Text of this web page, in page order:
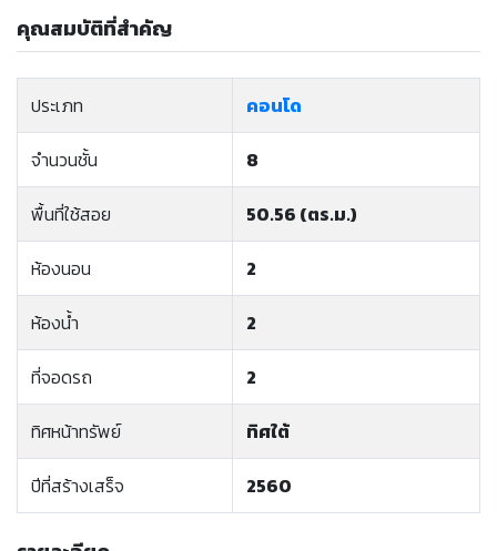
คุณสมบัติที่สำคัญ
ประเภท คอนโด
จำนวนชั้น 8
พื้นที่ใช้สอย 50.56 (ตร.ม.)
ห้องนอน 2
ห้องน้ำ 2
ที่จอดรถ 2
ทิศหน้าทรัพย์ ทิศใต้
ปีที่สร้างเสร็จ 2560